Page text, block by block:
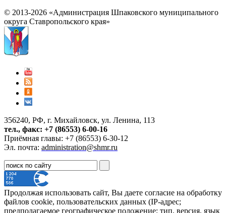
© 2013-2026 «Администрация Шпаковского муниципального
округа Ставропольского края»
356240, РФ, г. Михайловск, ул. Ленина, 113
тел., факс: +7 (86553) 6-00-16
Приёмная главы: +7 (86553) 6-30-12
Эл. почта: administration@shmr.ru
Продолжая использовать сайт, Вы даете согласие на обработку
файлов cookie, пользовательских данных (IP-адрес;
предполагаемое географическое положение; тип, версия, язык